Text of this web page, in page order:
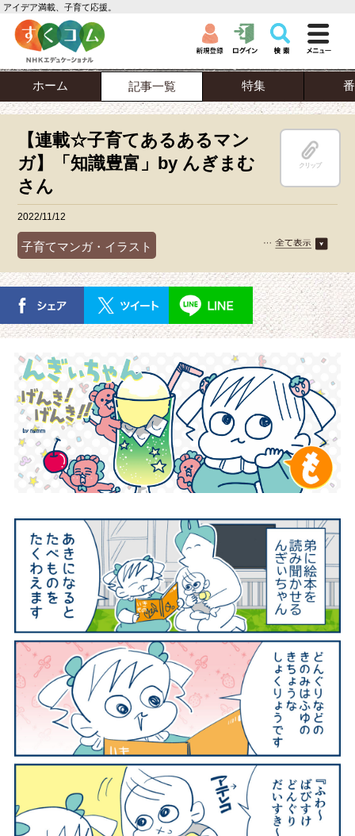
アイデア満載、子育て応援。
ホーム 記事一覧 特集
【連載☆子育てあるあるマン
ガ】「知識豊富」by んぎまむ
さん
クリップ
2022/11/12
子育てマンガ・イラスト